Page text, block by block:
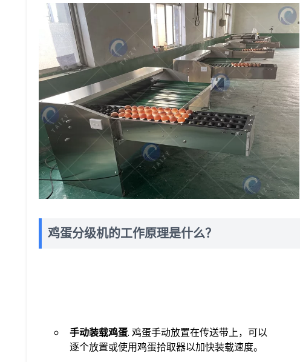
鸡蛋分级机的工作原理是什么？
手动装载鸡蛋. 鸡蛋手动放置在传送带上，可以
逐个放置或使用鸡蛋拾取器以加快装载速度。